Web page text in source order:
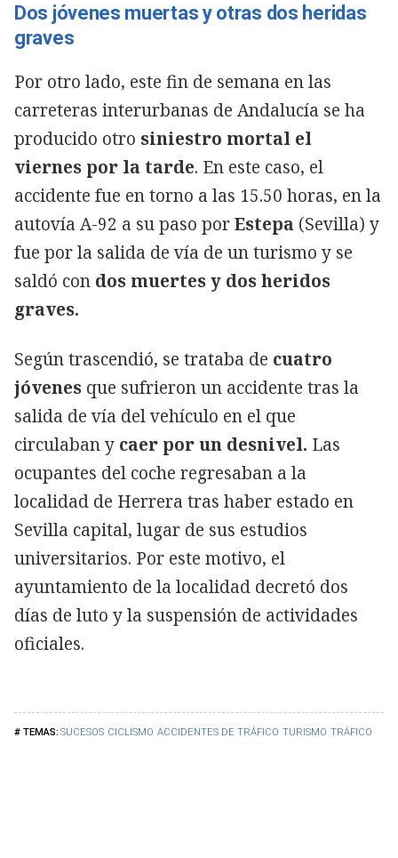
SUCESOS CICLISMO ACCIDENTES DE TRÁFICO TURISMO TRÁFICO
Dos jóvenes muertas y otras dos heridas
graves
Por otro lado, este fin de semana en las
carreteras interurbanas de Andalucía se ha
producido otro siniestro mortal el
viernes por la tarde. En este caso, el
accidente fue en torno a las 15.50 horas, en la
autovía A-92 a su paso porEstepa (Sevilla) y
fue por la salida de vía de un turismo y se
saldó con dos muertes y dos heridos
graves.
Según trascendió, se trataba de cuatro
jóvenes que sufrieron un accidente tras la
salida de vía del vehículo en el que
circulaban y caer por un desnivel. Las
ocupantes del coche regresaban a la
localidad de Herrera tras haber estado en
Sevilla capital, lugar de sus estudios
universitarios. Por este motivo, el
ayuntamiento de la localidad decretó dos
días de luto y la suspensión de actividades
oficiales.